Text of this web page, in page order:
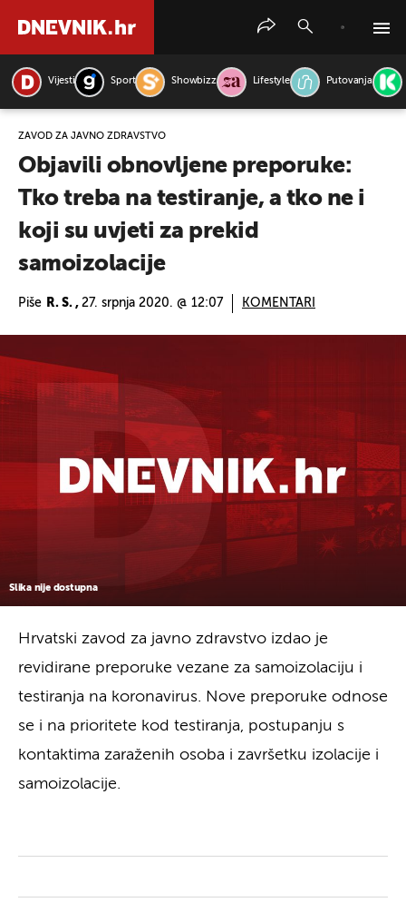
Vijesti Sport Showbizz Lifestyle Putovanja
ZAVOD ZA JAVNO ZDRAVSTVO
Objavili obnovljene preporuke:
Tko treba na testiranje, a tko ne i
koji su uvjeti za prekid
samoizolacije
Piše R. S. , 27. srpnja 2020. @ 12:07 KOMENTARI
Slika nije dostupna
Hrvatski zavod za javno zdravstvo izdao je
revidirane preporuke vezane za samoizolaciju i
testiranja na koronavirus. Nove preporuke odnose
se i na prioritete kod testiranja, postupanju s
kontaktima zaraženih osoba i završetku izolacije i
samoizolacije.
PRETRAŽITE VIJESTI